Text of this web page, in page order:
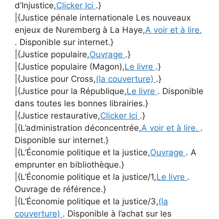
d’Injustice,Clicker Ici .}
|{Justice pénale internationale Les nouveaux
enjeux de Nuremberg à La Haye,A voir et à lire.
. Disponible sur internet.}
|{Justice populaire,Ouvrage .}
|{Justice populaire (Magon),Le livre .}
|{Justice pour Cross,(la couverture) .}
|{Justice pour la République,Le livre . Disponible
dans toutes les bonnes librairies.}
|{Justice restaurative,Clicker Ici .}
|{L’administration déconcentrée,A voir et à lire. .
Disponible sur internet.}
|{L’Économie politique et la justice,Ouvrage . A
emprunter en bibliothèque.}
|{L’Économie politique et la justice/1,Le livre .
Ouvrage de référence.}
|{L’Économie politique et la justice/3,(la
couverture) . Disponible à l’achat sur les